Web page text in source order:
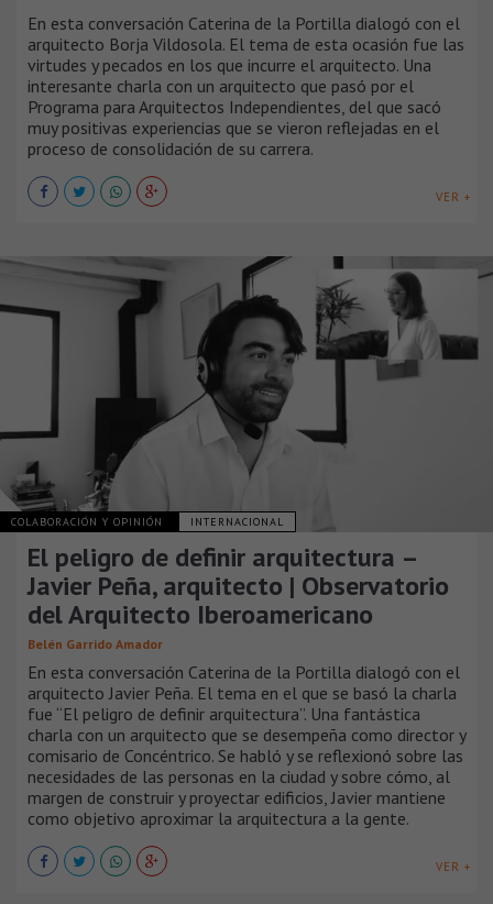
En esta conversación Caterina de la Portilla dialogó con el
arquitecto Borja Vildosola. El tema de esta ocasión fue las
virtudes y pecados en los que incurre el arquitecto. Una
interesante charla con un arquitecto que pasó por el
Programa para Arquitectos Independientes, del que sacó
muy positivas experiencias que se vieron reflejadas en el
proceso de consolidación de su carrera.
VER +
COLABORACIÓN Y OPINIÓN INTERNACIONAL
El peligro de definir arquitectura –
Javier Peña, arquitecto | Observatorio
del Arquitecto Iberoamericano
Belén Garrido Amador
En esta conversación Caterina de la Portilla dialogó con el
arquitecto Javier Peña. El tema en el que se basó la charla
fue “El peligro de definir arquitectura”. Una fantástica
charla con un arquitecto que se desempeña como director y
comisario de Concéntrico. Se habló y se reflexionó sobre las
necesidades de las personas en la ciudad y sobre cómo, al
margen de construir y proyectar edificios, Javier mantiene
como objetivo aproximar la arquitectura a la gente.
VER +